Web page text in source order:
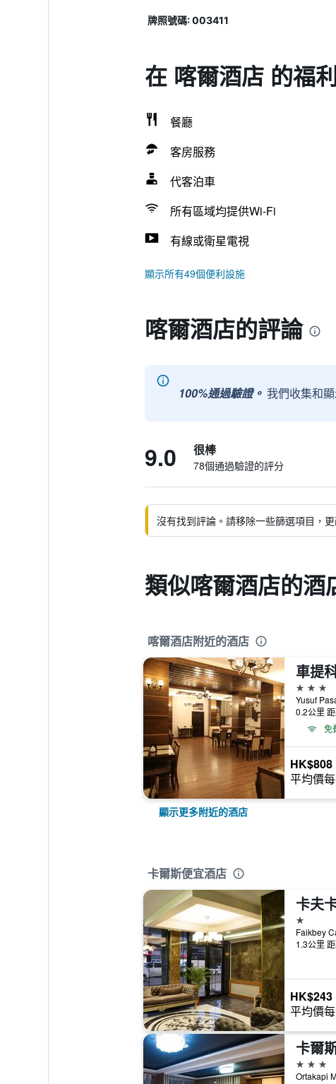
牌照號碼: 003411
在 喀爾酒店 的福
餐廳
客房服務
代客泊車
所有區域均提供Wi-Fi
有線或衛星電視
顯示所有49個便利設施
喀爾酒店的評論
100%通過驗證。 我們收集和
9.0 很棒
78個通過驗證的評分
沒有找到評論。請移除一些篩選項目，
類似喀爾酒店的酒
喀爾酒店附近的酒店
車提
3星級
0.2公里
免
HK$808
平均價
顯示更多附近的酒店
卡爾斯便宜酒店
卡夫
1星級
Faikbey
1.3公里
HK$243
平均價
卡爾
3星級
Ortakapi